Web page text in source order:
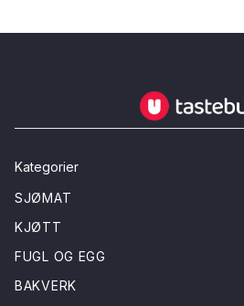
Tastebuds -
Kategorier
SJØMAT
KJØTT
FUGL OG EGG
BAKVERK